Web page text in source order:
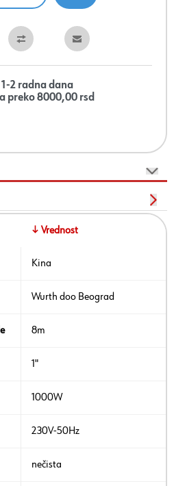
2 radna dana
preko 8000,00 rsd
↓ Vrednost
Kina
Wurth doo Beograd
8m
1"
1000W
230V-50Hz
nečista